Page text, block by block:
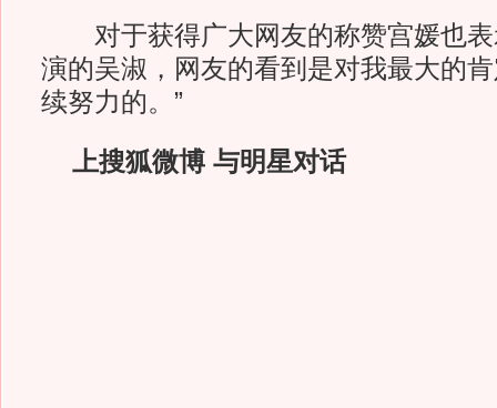
对于获得广大网友的称赞宫媛也表
演的吴淑，网友的看到是对我最大的
续努力的。”
上搜狐微博 与明星对话